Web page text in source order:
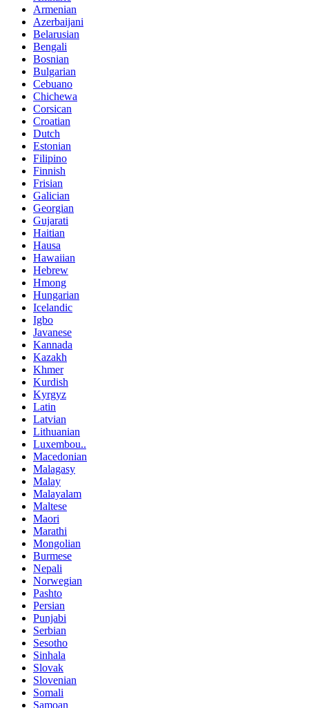
Armenian
Azerbaijani
Belarusian
Bengali
Bosnian
Bulgarian
Cebuano
Chichewa
Corsican
Croatian
Dutch
Estonian
Filipino
Finnish
Frisian
Galician
Georgian
Gujarati
Haitian
Hausa
Hawaiian
Hebrew
Hmong
Hungarian
Icelandic
Igbo
Javanese
Kannada
Kazakh
Khmer
Kurdish
Kyrgyz
Latin
Latvian
Lithuanian
Luxembou..
Macedonian
Malagasy
Malay
Malayalam
Maltese
Maori
Marathi
Mongolian
Burmese
Nepali
Norwegian
Pashto
Persian
Punjabi
Serbian
Sesotho
Sinhala
Slovak
Slovenian
Somali
Samoan